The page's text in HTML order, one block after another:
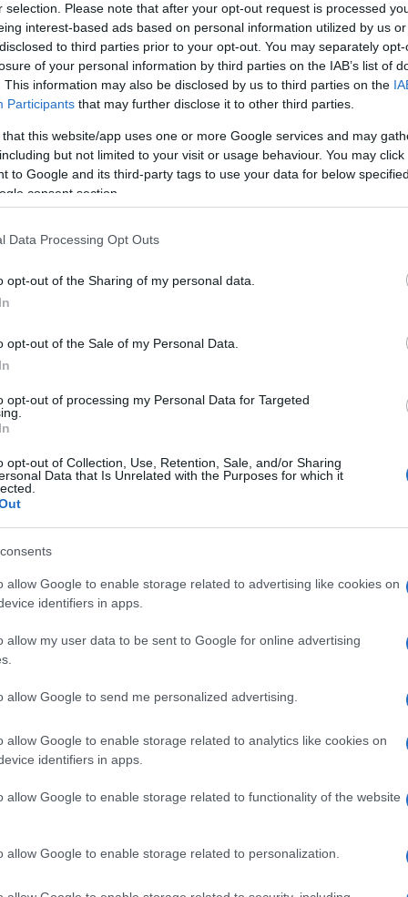
selection. Please note that after your opt-out request is processed
interest-based ads based on personal information utilized by us
to third parties prior to your opt-out. You may separately
of your personal information by third parties on the IAB’s list of
This information may also be disclosed by us to third parties on the
Participants that may further disclose it to other third parties.
that this website/app uses one or more Google services and may
but not limited to your visit or usage behaviour. You may
to Google and its third-party tags to use your data for below
consent section.
Data Processing Opt Outs
opt-out of the Sharing of my personal data.
opt-out of the Sale of my Personal Data.
opt-out of processing my Personal Data for Targeted
opt-out of Collection, Use, Retention, Sale, and/or Sharing
Data that Is Unrelated with the Purposes for which it
allow Google to enable storage related to advertising like cookies on
identifiers in apps.
allow my user data to be sent to Google for online advertising
allow Google to send me personalized advertising.
allow Google to enable storage related to analytics like cookies on
identifiers in apps.
allow Google to enable storage related to functionality of the website
allow Google to enable storage related to personalization.
Cooper SE Cabrio
ηλεκτρικής ενέργειας: 17,2 kWh/100 km κατά το
2: 0 g/km) είναι το πρώτο στον κόσμο πολυτελές cabrio
μικρών αυτοκινήτων και παρουσιάζεται για πρώτη
θα δώσει τη δυνατότητα στους φίλους της
και αποκλειστική διασκεδαστική οδήγηση στην
διαθέσιμα στα χρώματα Enigmatic Black και White
MINI Cabrio με λεπτομέρειες εξοπλισμού ειδικές για
201 χλμ. μετρημένη στον κύκλο δοκιμών WLTP,
από τα όρια της πόλης. Εκτός από την αμιγή
ζάντες ελαφρού κράματος της έκδοσης, οι οποίες
αλουμίνιο. Σε συνδυασμό με το γεγονός ότι για
ενέργεια, οι εκπομπές CO
διαδικασίες παραγωγής.
πρώτη γεύση από το πρώτο αμιγώς ηλεκτρικό
πρωτότυπο όχημα ενσαρκώνει την ευελιξία, καθώς
αντιπροσωπεύοντας τη σχεδιαστική γλώσσα MINI του
εστιάζει στα απαραίτητα στοιχεία και
που χαρακτηρίζει τη μάρκα.
εξατομίκευσης προαναγγέλλουν το ψηφιακό
προάγει τη συνολική εμπειρία του χρήστη σε ένα
για αλληλεπίδραση με τον οδηγό.
οικολογικό αποτύπωμα. Η αμιγής ηλεκτροκίνηση, η
διαφορετική φιλοσοφία υλικών συμβάλλουν σε αυτό.
στον κόσμο που εισάγει μια κυκλική οθόνη
του κεντρικού οργάνου. Μαζί με τους
έχει ως αποτέλεσμα την αρμονία ψηφιακών και
των MINI.